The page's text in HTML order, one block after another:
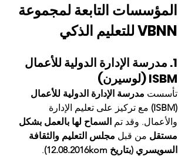
المؤسسات التابعة لمجموعة
VBNN للتعليم الذكي
1. مدرسة الإدارة الدولية للأعمال
ISBM (لوسيرن)
تأسست مدرسة الإدارة الدولية للأعمال
(ISBM)
مع تركيز على تعليم الإدارة
والأعمال. وقد تم السماح لها بالعمل بشكل
مستقل من قبل مجلس التعليم والثقافة
السويسري (بتاريخ 12.08.2016kom)
.